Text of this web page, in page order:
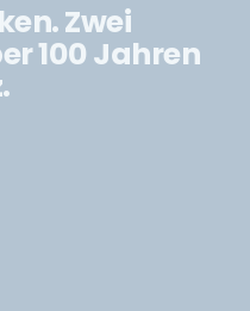
Zwei
100 Jahren